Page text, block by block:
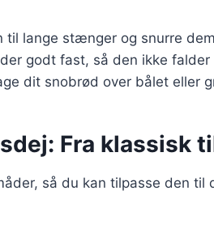
lange stænger og snurre
godt fast, så den ikke
dit snobrød over bålet eller
Fra klassisk
så du kan tilpasse den til